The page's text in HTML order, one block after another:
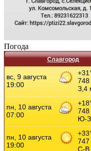
Погода
Славгород